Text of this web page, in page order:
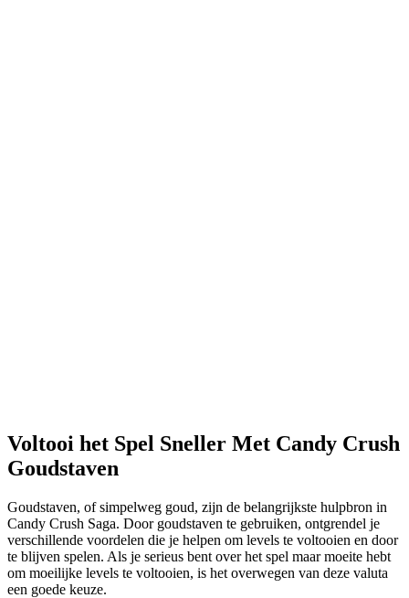
Voltooi het Spel Sneller Met Candy Crush
Goudstaven
Goudstaven, of simpelweg goud, zijn de belangrijkste hulpbron in
Candy Crush Saga. Door goudstaven te gebruiken, ontgrendel je
verschillende voordelen die je helpen om levels te voltooien en door
te blijven spelen. Als je serieus bent over het spel maar moeite hebt
om moeilijke levels te voltooien, is het overwegen van deze valuta
een goede keuze.